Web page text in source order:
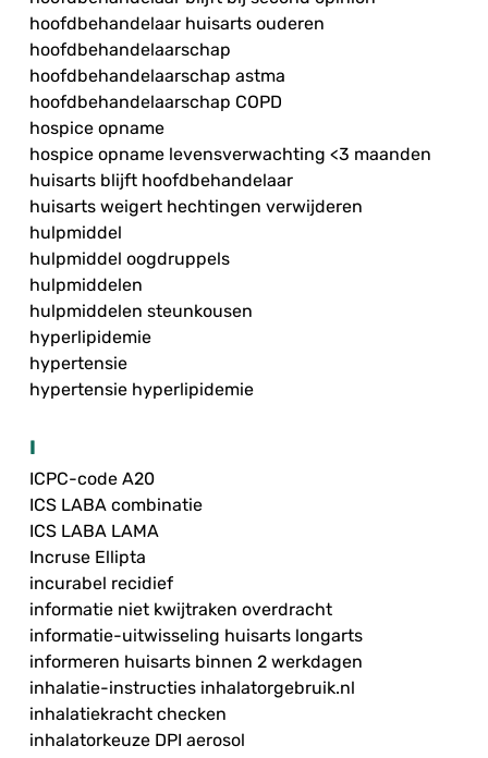
hoofdbehandelaar huisarts ouderen
hoofdbehandelaarschap
hoofdbehandelaarschap astma
hoofdbehandelaarschap COPD
hospice opname
hospice opname levensverwachting <3 maanden
huisarts blijft hoofdbehandelaar
huisarts weigert hechtingen verwijderen
hulpmiddel
hulpmiddel oogdruppels
hulpmiddelen
hulpmiddelen steunkousen
hyperlipidemie
hypertensie
hypertensie hyperlipidemie
I
ICPC-code A20
ICS LABA combinatie
ICS LABA LAMA
Incruse Ellipta
incurabel recidief
informatie niet kwijtraken overdracht
informatie-uitwisseling huisarts longarts
informeren huisarts binnen 2 werkdagen
inhalatie-instructies inhalatorgebruik.nl
inhalatiekracht checken
inhalatorkeuze DPI aerosol